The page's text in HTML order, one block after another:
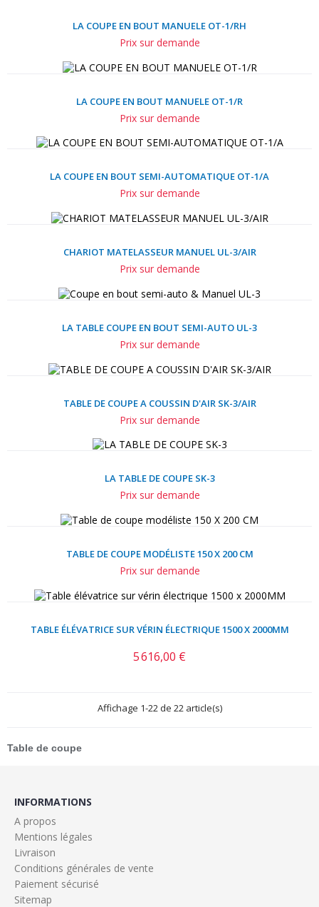
LA COUPE EN BOUT MANUELE OT-1/RH
Prix sur demande
LA COUPE EN BOUT MANUELE OT-1/R
Prix sur demande
LA COUPE EN BOUT SEMI-AUTOMATIQUE ОТ-1/А
Prix sur demande
CHARIOT MATELASSEUR MANUEL UL-3/AIR
Prix sur demande
LA TABLE COUPE EN BOUT SEMI-AUTO UL-3
Prix sur demande
TABLE DE COUPE A COUSSIN D'AIR SK-3/AIR
Prix sur demande
LA TABLE DE COUPE SK-3
Prix sur demande
TABLE DE COUPE MODÉLISTE 150 X 200 CM
Prix sur demande
TABLE ÉLÉVATRICE SUR VÉRIN ÉLECTRIQUE 1500 X 2000MM
Prix
5 616,00 €
Affichage 1-22 de 22 article(s)
Table de coupe
INFORMATIONS
A propos
Mentions légales
Livraison
Conditions générales de vente
Paiement sécurisé
Sitemap